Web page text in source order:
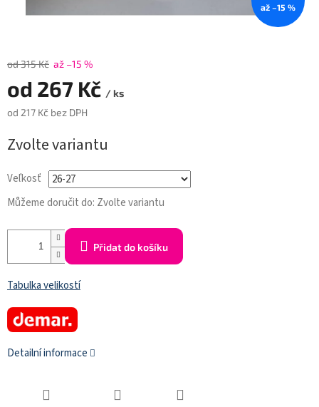
až –15 %
od 315 Kč až –15 %
od 267 Kč / ks
od 217 Kč bez DPH
cena:
Zvolte variantu
Veľkosť
Můžeme doručit do: Zvolte variantu
Přidat do košíku
Tabulka velikostí
Detailní informace